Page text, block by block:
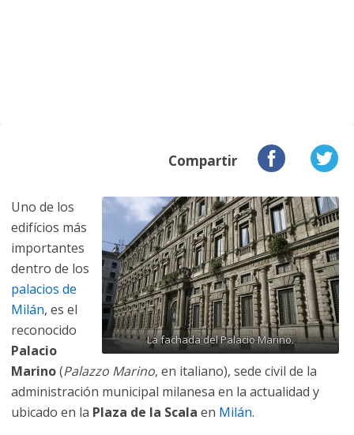
Compartir
La fachada del Palacio Marino.
Uno de los
edifícios más
importantes
dentro de los
palacios de
Milán, es el
reconocido
Palacio
Marino(Palazzo Marino, en italiano), sede civil de la
administración municipal milanesa en la actualidad y
ubicado en la Plaza de la Scala en Milán.